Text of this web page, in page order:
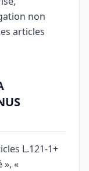
non
articles
L.121-1+
», «